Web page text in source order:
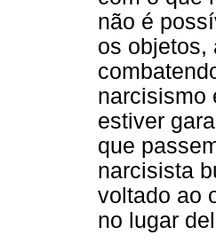
não é
os objetos,
narcisismo
estiver
que
narcisista
voltado ao
no lugar